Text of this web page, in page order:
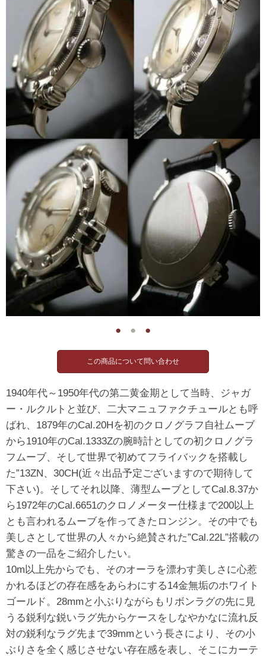
● ● ●
1940年代～1950年代の第二黄金期として当時、ジャガ
ー・ルクルトと並び、二大マニュファクチュールとも呼
ばれ、1879年のCal.20Hを初のクロノグラフ自社ムーブ
から1910年のCal.1333Zの腕時計としての初クロノグラ
フムーブ、そして世界で初めてフライバックを搭載し
た”13ZN、30CH(近々出品予定ございますので期待して
下さい)。そしてそれ以降、薄型ムーブとしてCal.8.37か
ら1972年のCal.6651のクロノメーター仕様まで200以上
とも言われるムーブを作ってきたロンジン。その中でも
美しさとして世界の人々から絶賛された”Cal.22L”搭載の
驚きの一品をご紹介したい。
10m以上先からでも、そのオーラを漂わす美しさに心惹
かれるほどの存在感をあらわにする14金無垢のホワイト
ゴールド。28mmと小ぶりながらもリボンラグの先に見
うる鋭利な鋭いラグ先からケースをしなやかなに流れ反
対の鋭利なラグ先まで39mmという長さにより、その小
ぶりさを全く感じさせない存在感を表し、そこにカーテ